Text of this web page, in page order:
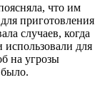
что им
приготовления
случаев, когда
для
на угрозы